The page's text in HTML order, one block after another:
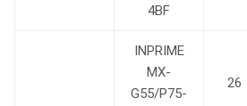
4BF
INPRIME
MX-
G55/P75-
26